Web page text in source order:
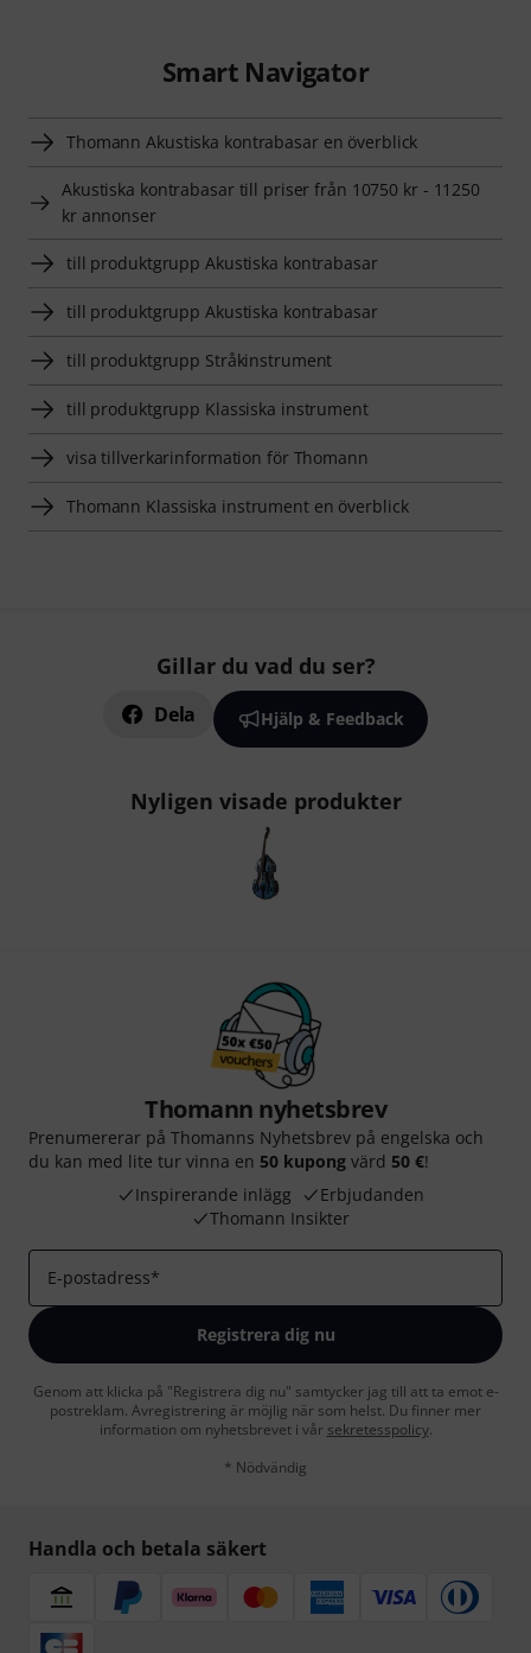
Smart Navigator
Thomann Akustiska kontrabasar en överblick
Akustiska kontrabasar till priser från 10750 kr - 11250
kr annonser
till produktgrupp Akustiska kontrabasar
till produktgrupp Akustiska kontrabasar
till produktgrupp Stråkinstrument
till produktgrupp Klassiska instrument
visa tillverkarinformation för Thomann
Thomann Klassiska instrument en överblick
Gillar du vad du ser?
Dela Hjälp & Feedback
Nyligen visade produkter
Thomann nyhetsbrev
Prenumererar på Thomanns Nyhetsbrev på engelska och
du kan med lite tur vinna en 50 kupong värd 50 €!
Inspirerande inlägg
Erbjudanden
Thomann Insikter
E-postadress*
Registrera dig nu
Genom att klicka på "Registrera dig nu" samtycker jag till att ta emot e-
postreklam. Avregistrering är möjlig när som helst. Du finner mer
information om nyhetsbrevet i vår sekretesspolicy.
* Nödvändig
Handla och betala säkert